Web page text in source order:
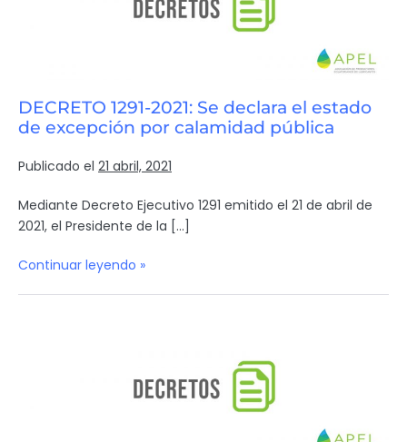
DECRETO 1291-2021: Se declara el estado
de excepción por calamidad pública
Publicado el 21 abril, 2021
Mediante Decreto Ejecutivo 1291 emitido el 21 de abril de
2021, el Presidente de la […]
Continuar leyendo »